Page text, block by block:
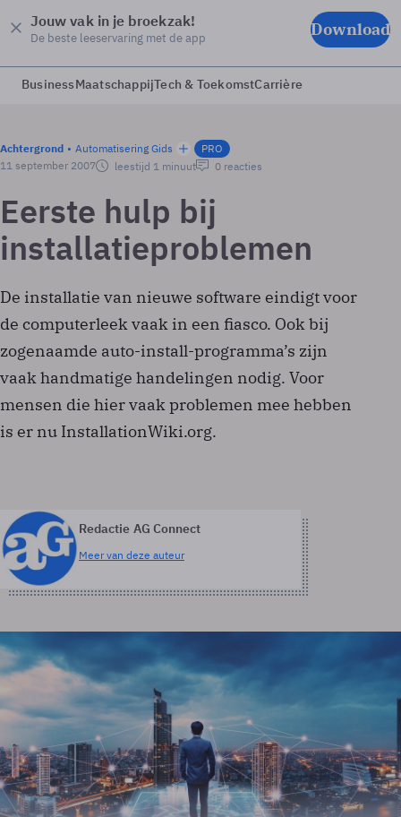
Jouw vak in je broekzak!
De beste leeservaring met de app Download
BusinessMaatschappijTech & ToekomstCarrière
Achtergrond Automatisering Gids
PRO
11 september 2007
leestijd 1 minuut 0 reacties
Eerste hulp bij
installatieproblemen
De installatie van nieuwe software eindigt voor
de computerleek vaak in een fiasco. Ook bij
zogenaamde auto-install-programma’s zijn
vaak handmatige handelingen nodig. Voor
mensen die hier vaak problemen mee hebben
is er nu InstallationWiki.org.
Redactie AG Connect
Meer van deze auteur